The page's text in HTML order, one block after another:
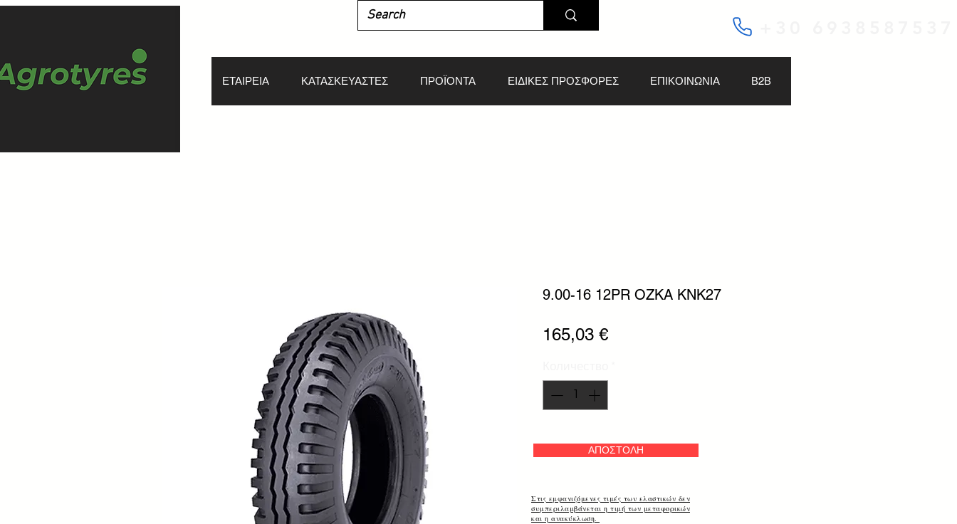
ΕΤΑΙΡΕΙΑ ΚΑΤΑΣΚΕΥΑΣΤΕΣ ΠΡΟΪΟΝΤΑ ΕΙΔΙΚΕΣ ΠΡΟΣΦΟΡΕΣ ΕΠΙΚΟΙΝΩΝΙΑ Β2Β
9.00-16 12PR OZKA KNK27
165,03 €Цена
ΑΠΟΣΤΟΛΗ
Στις εμφανιζόμενες τιμές των ελαστικών δεν
συμπεριλαμβάνεται η τιμή των μεταφορικών
και η ανακύκλωση.